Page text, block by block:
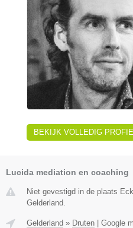
BEKIJK VOLLEDIG PROFIEL
Lucida mediation en coaching
Niet gevestigd in de plaats
Gelderland.
Gelderland » Druten Google